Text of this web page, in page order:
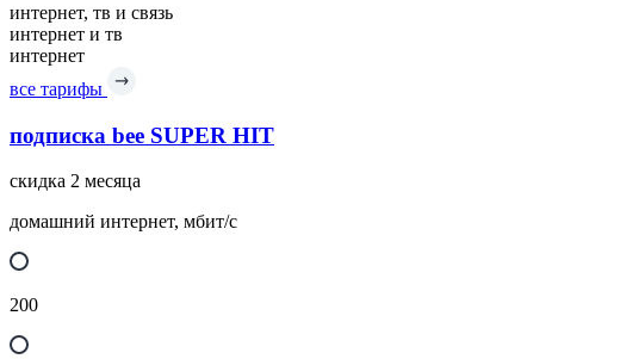
интернет, тв и связь
интернет и тв
интернет
все тарифы
подписка bee SUPER HIT
скидка 2 месяца
домашний интернет, мбит/с
200